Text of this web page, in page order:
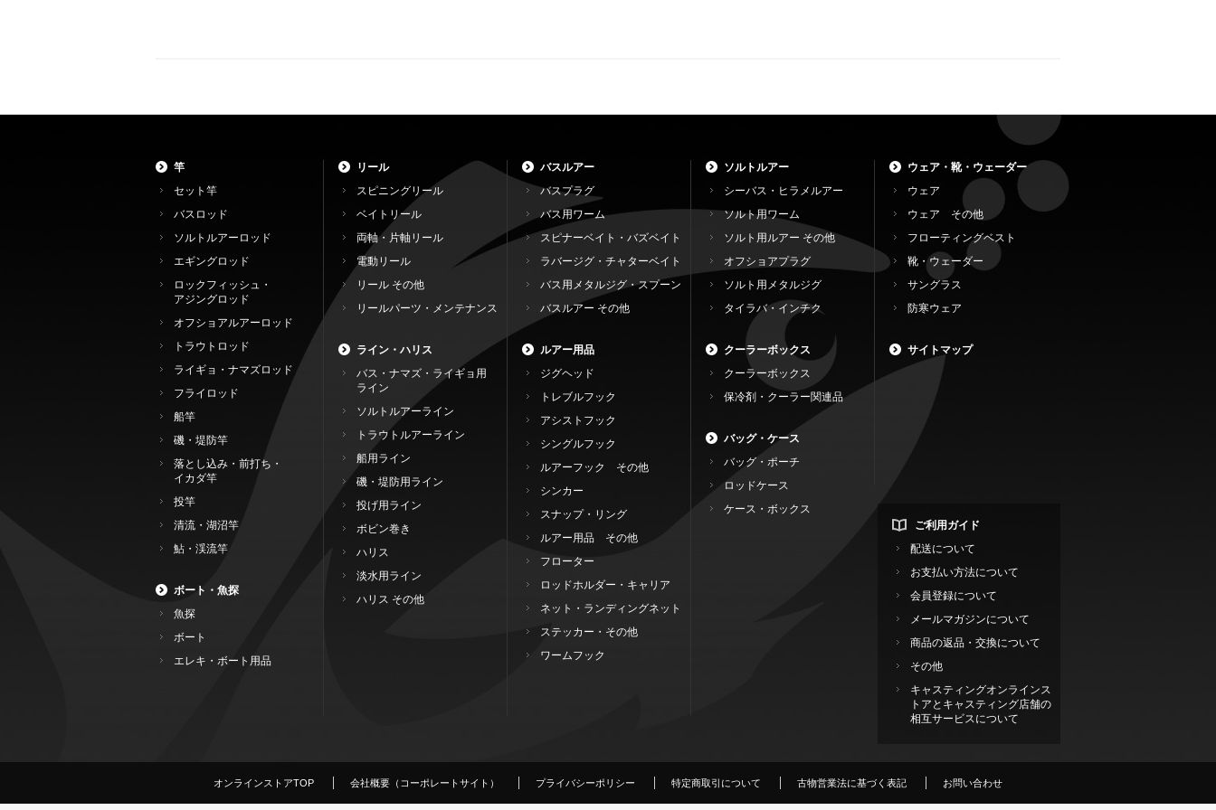
竿
セット竿
バスロッド
ソルトルアーロッド
エギングロッド
ロックフィッシュ・
アジングロッド
オフショアルアーロッド
トラウトロッド
ライギョ・ナマズロッド
フライロッド
船竿
磯・堤防竿
落とし込み・前打ち・
イカダ竿
投竿
清流・湖沼竿
鮎・渓流竿
ボート・魚探
魚探
ボート
エレキ・ボート用品
リール
スピニングリール
ベイトリール
両軸・片軸リール
電動リール
リール その他
リールパーツ・メンテナンス
ライン・ハリス
バス・ナマズ・ライギョ用
ライン
ソルトルアーライン
トラウトルアーライン
船用ライン
磯・堤防用ライン
投げ用ライン
ボビン巻き
ハリス
淡水用ライン
ハリス その他
バスルアー
バスプラグ
バス用ワーム
スピナーベイト・バズベイト
ラバージグ・チャターベイト
バス用メタルジグ・スプーン
バスルアー その他
ルアー用品
ジグヘッド
トレブルフック
アシストフック
シングルフック
ルアーフック その他
シンカー
スナップ・リング
ルアー用品 その他
フローター
ロッドホルダー・キャリア
ネット・ランディングネット
ステッカー・その他
ワームフック
ソルトルアー
シーバス・ヒラメルアー
ソルト用ワーム
ソルト用ルアー その他
オフショアプラグ
ソルト用メタルジグ
タイラバ・インチク
クーラーボックス
クーラーボックス
保冷剤・クーラー関連品
バッグ・ケース
バッグ・ポーチ
ロッドケース
ケース・ボックス
ウェア・靴・ウェーダー
ウェア
ウェア その他
フローティングベスト
靴・ウェーダー
サングラス
防寒ウェア
サイトマップ
ご利用ガイド
配送について
お支払い方法について
会員登録について
メールマガジンについて
商品の返品・交換について
その他
キャスティングオンラインス
トアとキャスティング店舗の
相互サービスについて
オンラインストアTOP 会社概要（コーポレートサイト） プライバシーポリシー 特定商取引について 古物営業法に基づく表記 お問い合わせ